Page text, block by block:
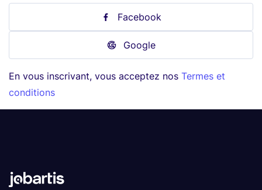
Facebook
Google
En vous inscrivant, vous acceptez nos Termes et
conditions